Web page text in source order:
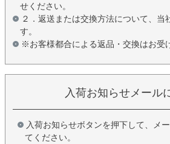
せください。
２．返送または交換方法について、当
す。
※お客様都合による返品・交換はお受
入荷お知らせメール
入荷お知らせボタンを押下して、メ
てください。